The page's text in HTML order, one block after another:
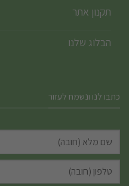
תקנון אתר
הבלוג שלנו
כתבו לנו ונשמח לעזור